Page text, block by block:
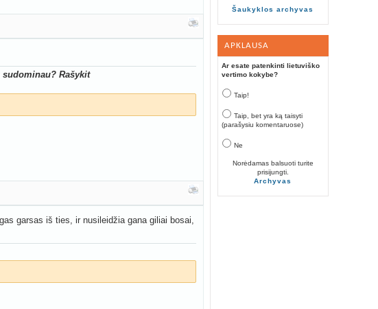
Šaukyklos archyvas
APKLAUSA
Ar esate patenkinti lietuviško
vertimo kokybe?
Taip!
Taip, bet yra ką taisyti
(parašysiu komentaruose)
Ne
Norėdamas balsuoti turite
prisijungti.
Archyvas
Rašykit
garsas iš ties, ir nusileidžia gana giliai bosai,